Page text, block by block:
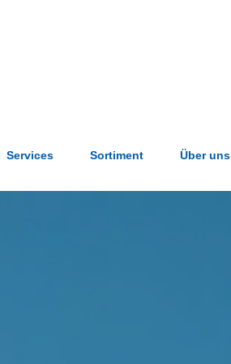
Services Sortiment Über uns